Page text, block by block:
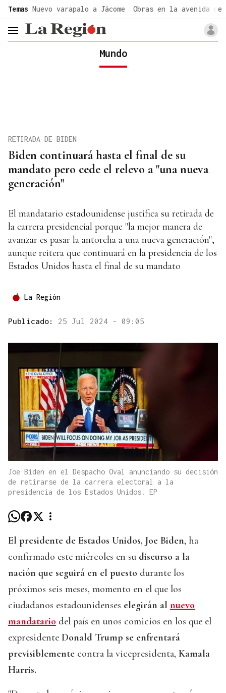
Temas Nuevo varapalo a Jácome Obras en la avenida de
header.menu.open
Mundo
Biden continuará hasta el final de su
mandato pero cede el relevo a "una nueva
generación"
RETIRADA DE BIDEN
El mandatario estadounidense justifica su retirada de
la carrera presidencial porque "la mejor manera de
avanzar es pasar la antorcha a una nueva generación",
aunque reitera que continuará en la presidencia de los
Estados Unidos hasta el final de su mandato
La Región
Publicado: 25 Jul 2024 - 09:05
Joe Biden en el Despacho Oval anunciando su decisión
de retirarse de la carrera electoral a la
presidencia de los Estados Unidos. EP
El presidente de Estados Unidos, Joe Biden, ha
confirmado este miércoles en su discurso a la
nación que seguirá en el puesto durante los
próximos seis meses, momento en el que los
ciudadanos estadounidenses elegirán al nuevo
mandatario del país en unos comicios en los que el
expresidente Donald Trump se enfrentará
previsiblemente contra la vicepresidenta, Kamala
Harris.